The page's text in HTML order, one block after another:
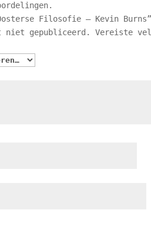
Filosofie – Kevin
niet gepubliceerd.
Vereiste